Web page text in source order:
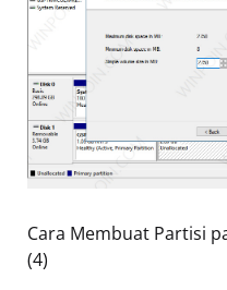
Cara Membuat Partisi
(4)